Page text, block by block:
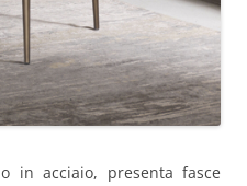
in acciaio, presenta fasce